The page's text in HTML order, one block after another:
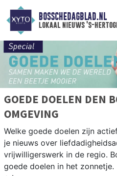
BOSSCHEDAGBLAD.NL
lokaal nieuws 's-
GOEDE DOELEN DEN
OMGEVING
Welke goede doelen zijn
je nieuws over
vrijwilligerswerk in de regio.
goede doelen in het zonnetje.